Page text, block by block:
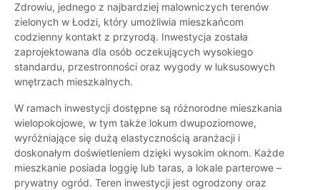
Zdrowiu, jednego z najbardziej malowniczych terenów
zielonych w Łodzi, który umożliwia mieszkańcom
codzienny kontakt z przyrodą. Inwestycja została
zaprojektowana dla osób oczekujących wysokiego
standardu, przestronności oraz wygody w luksusowych
wnętrzach mieszkalnych.
W ramach inwestycji dostępne są różnorodne mieszkania
wielopokojowe, w tym także lokum dwupoziomowe,
wyróżniające się dużą elastycznością aranżacji i
doskonałym doświetleniem dzięki wysokim oknom. Każde
mieszkanie posiada loggię lub taras, a lokale parterowe –
prywatny ogród. Teren inwestycji jest ogrodzony oraz